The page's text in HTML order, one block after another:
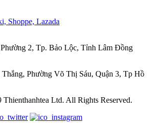
Shoppe, Lazada
Phường 2, Tp. Bảo Lộc, Tỉnh Lâm Đồng
Phường Võ Thị Sáu, Quận 3, Tp Hồ
Ltd. All Rights Reserved.